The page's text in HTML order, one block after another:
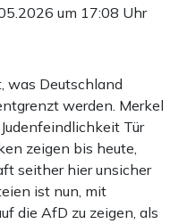
um 17:08 Uhr
was Deutschland
werden. Merkel
Tür
zeigen bis heute,
seither hier unsicher
ist nun, mit
die AfD zu zeigen, als